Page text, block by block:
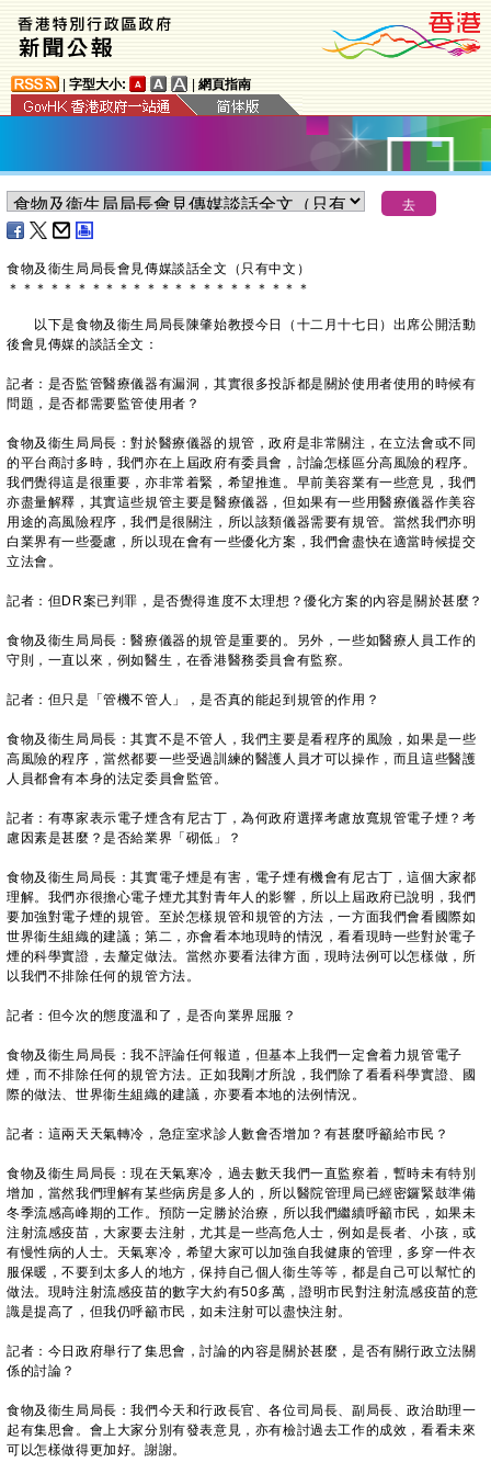
字型大小: 網頁指南
食物及衞生局局長會見傳媒談話全文（只有中文）
＊ ＊ ＊ ＊ ＊ ＊ ＊ ＊ ＊ ＊ ＊ ＊ ＊ ＊ ＊ ＊ ＊ ＊ ＊ ＊ ＊ ＊
以下是食物及衞生局局長陳肇始教授今日（十二月十七日）出席公開活動
後會見傳媒的談話全文：
記者：是否監管醫療儀器有漏洞，其實很多投訴都是關於使用者使用的時候有
問題，是否都需要監管使用者？
食物及衞生局局長：對於醫療儀器的規管，政府是非常關注，在立法會或不同
的平台商討多時，我們亦在上屆政府有委員會，討論怎樣區分高風險的程序。
我們覺得這是很重要，亦非常着緊，希望推進。早前美容業有一些意見，我們
亦盡量解釋，其實這些規管主要是醫療儀器，但如果有一些用醫療儀器作美容
用途的高風險程序，我們是很關注，所以該類儀器需要有規管。當然我們亦明
白業界有一些憂慮，所以現在會有一些優化方案，我們會盡快在適當時候提交
立法會。
記者：但DR案已判罪，是否覺得進度不太理想？優化方案的內容是關於甚麼？
食物及衞生局局長：醫療儀器的規管是重要的。另外，一些如醫療人員工作的
守則，一直以來，例如醫生，在香港醫務委員會有監察。
記者：但只是「管機不管人」，是否真的能起到規管的作用？
食物及衞生局局長：其實不是不管人，我們主要是看程序的風險，如果是一些
高風險的程序，當然都要一些受過訓練的醫護人員才可以操作，而且這些醫護
人員都會有本身的法定委員會監管。
記者：有專家表示電子煙含有尼古丁，為何政府選擇考慮放寬規管電子煙？考
慮因素是甚麼？是否給業界「砌低」？
食物及衞生局局長：其實電子煙是有害，電子煙有機會有尼古丁，這個大家都
理解。我們亦很擔心電子煙尤其對青年人的影響，所以上屆政府已說明，我們
要加強對電子煙的規管。至於怎樣規管和規管的方法，一方面我們會看國際如
世界衞生組織的建議；第二，亦會看本地現時的情況，看看現時一些對於電子
煙的科學實證，去釐定做法。當然亦要看法律方面，現時法例可以怎樣做，所
以我們不排除任何的規管方法。
記者：但今次的態度溫和了，是否向業界屈服？
食物及衞生局局長：我不評論任何報道，但基本上我們一定會着力規管電子
煙，而不排除任何的規管方法。正如我剛才所說，我們除了看看科學實證、國
際的做法、世界衞生組織的建議，亦要看本地的法例情況。
記者：這兩天天氣轉冷，急症室求診人數會否增加？有甚麼呼籲給巿民？
食物及衞生局局長：現在天氣寒冷，過去數天我們一直監察着，暫時未有特別
增加，當然我們理解有某些病房是多人的，所以醫院管理局已經密鑼緊鼓準備
冬季流感高峰期的工作。預防一定勝於治療，所以我們繼續呼籲市民，如果未
注射流感疫苗，大家要去注射，尤其是一些高危人士，例如是長者、小孩，或
有慢性病的人士。天氣寒冷，希望大家可以加強自我健康的管理，多穿一件衣
服保暖，不要到太多人的地方，保持自己個人衞生等等，都是自己可以幫忙的
做法。現時注射流感疫苗的數字大約有50多萬，證明市民對注射流感疫苗的意
識是提高了，但我仍呼籲市民，如未注射可以盡快注射。
記者：今日政府舉行了集思會，討論的內容是關於甚麼，是否有關行政立法關
係的討論？
食物及衞生局局長：我們今天和行政長官、各位司局長、副局長、政治助理一
起有集思會。會上大家分別有發表意見，亦有檢討過去工作的成效，看看未來
可以怎樣做得更加好。謝謝。